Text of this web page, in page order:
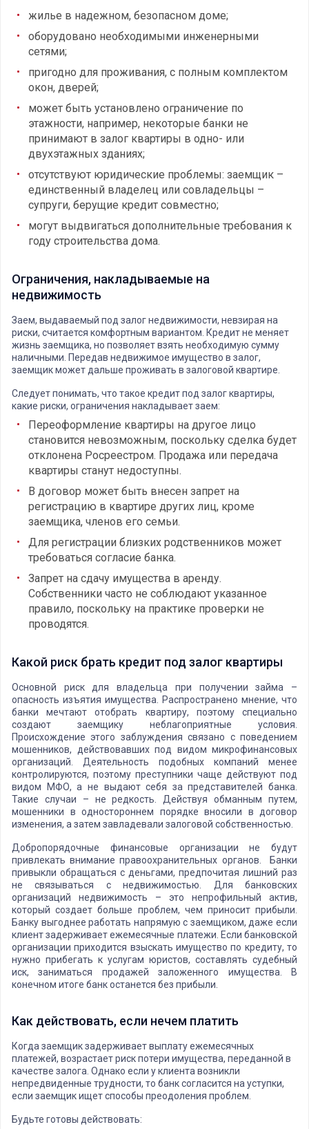
жилье в надежном, безопасном доме;
оборудовано необходимыми инженерными
сетями;
пригодно для проживания, с полным комплектом
окон, дверей;
может быть установлено ограничение по
этажности, например, некоторые банки не
принимают в залог квартиры в одно- или
двухэтажных зданиях;
отсутствуют юридические проблемы: заемщик –
единственный владелец или совладельцы –
супруги, берущие кредит совместно;
могут выдвигаться дополнительные требования к
году строительства дома.
Ограничения, накладываемые на
недвижимость
Заем, выдаваемый под залог недвижимости, невзирая на
риски, считается комфортным вариантом. Кредит не меняет
жизнь заемщика, но позволяет взять необходимую сумму
наличными. Передав недвижимое имущество в залог,
заемщик может дальше проживать в залоговой квартире.
Следует понимать, что такое кредит под залог квартиры,
какие риски, ограничения накладывает заем:
Переоформление квартиры на другое лицо
становится невозможным, поскольку сделка будет
отклонена Росреестром. Продажа или передача
квартиры станут недоступны.
В договор может быть внесен запрет на
регистрацию в квартире других лиц, кроме
заемщика, членов его семьи.
Для регистрации близких родственников может
требоваться согласие банка.
Запрет на сдачу имущества в аренду.
Собственники часто не соблюдают указанное
правило, поскольку на практике проверки не
проводятся.
Какой риск брать кредит под залог квартиры
Основной риск для владельца при получении займа –
опасность изъятия имущества. Распространено мнение, что
банки мечтают отобрать квартиру, поэтому специально
создают заемщику неблагоприятные условия.
Происхождение этого заблуждения связано с поведением
мошенников, действовавших под видом микрофинансовых
организаций. Деятельность подобных компаний менее
контролируются, поэтому преступники чаще действуют под
видом МФО, а не выдают себя за представителей банка.
Такие случаи – не редкость. Действуя обманным путем,
мошенники в одностороннем порядке вносили в договор
изменения, а затем завладевали залоговой собственностью.
Добропорядочные финансовые организации не будут
привлекать внимание правоохранительных органов. Банки
привыкли обращаться с деньгами, предпочитая лишний раз
не связываться с недвижимостью. Для банковских
организаций недвижимость – это непрофильный актив,
который создает больше проблем, чем приносит прибыли.
Банку выгоднее работать напрямую с заемщиком, даже если
клиент задерживает ежемесячные платежи. Если банковской
организации приходится взыскать имущество по кредиту, то
нужно прибегать к услугам юристов, составлять судебный
иск, заниматься продажей заложенного имущества. В
конечном итоге банк останется без прибыли.
Как действовать, если нечем платить
Когда заемщик задерживает выплату ежемесячных
платежей, возрастает риск потери имущества, переданной в
качестве залога. Однако если у клиента возникли
непредвиденные трудности, то банк согласится на уступки,
если заемщик ищет способы преодоления проблем.
Будьте готовы действовать: